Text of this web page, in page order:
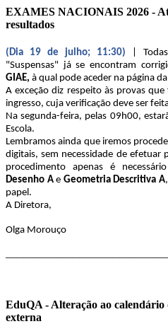
EXAMES NACIONAIS 2026 -
resultados
(Dia 19 de julho; 11:30)
|
"Suspensas" já se encontram
GIAE, à qual pode aceder na página da
A exceção diz respeito às provas
ingresso, cuja verificação deve ser
Na segunda-feira, pelas 09h00,
Escola.
Lembramos ainda que iremos
digitais, sem necessidade de efetuar
procedimento apenas é
Desenho Ae Geometria Descritiva A
papel.
A Diretora,
Olga Morouço
EduQA - Alteração ao calendário
externa